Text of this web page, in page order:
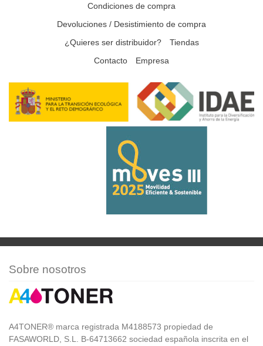
Condiciones de compra
Devoluciones / Desistimiento de compra
¿Quieres ser distribuidor?
Tiendas
Contacto
Empresa
Sobre nosotros
A4TONER® marca registrada M4188573 propiedad de
FASAWORLD, S.L. B-64713662 sociedad española inscrita en el